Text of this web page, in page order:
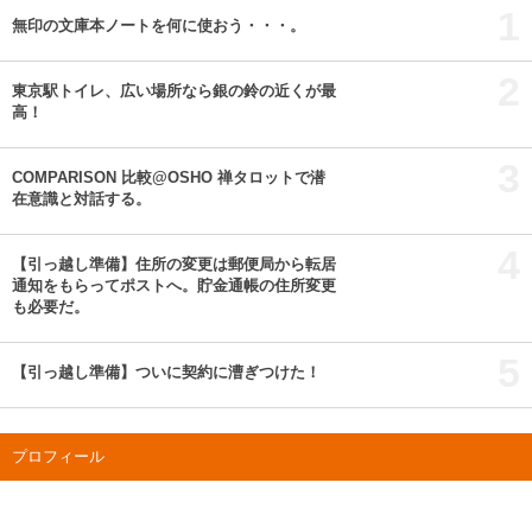
無印の文庫本ノートを何に使おう・・・。
東京駅トイレ、広い場所なら銀の鈴の近くが最
高！
COMPARISON 比較@OSHO 禅タロットで潜
在意識と対話する。
【引っ越し準備】住所の変更は郵便局から転居
通知をもらってポストへ。貯金通帳の住所変更
も必要だ。
【引っ越し準備】ついに契約に漕ぎつけた！
プロフィール